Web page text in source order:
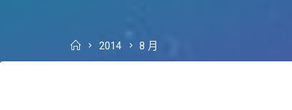
Home2014 8 月